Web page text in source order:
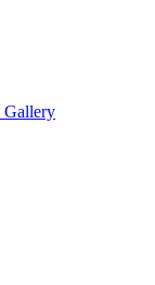
Gallery